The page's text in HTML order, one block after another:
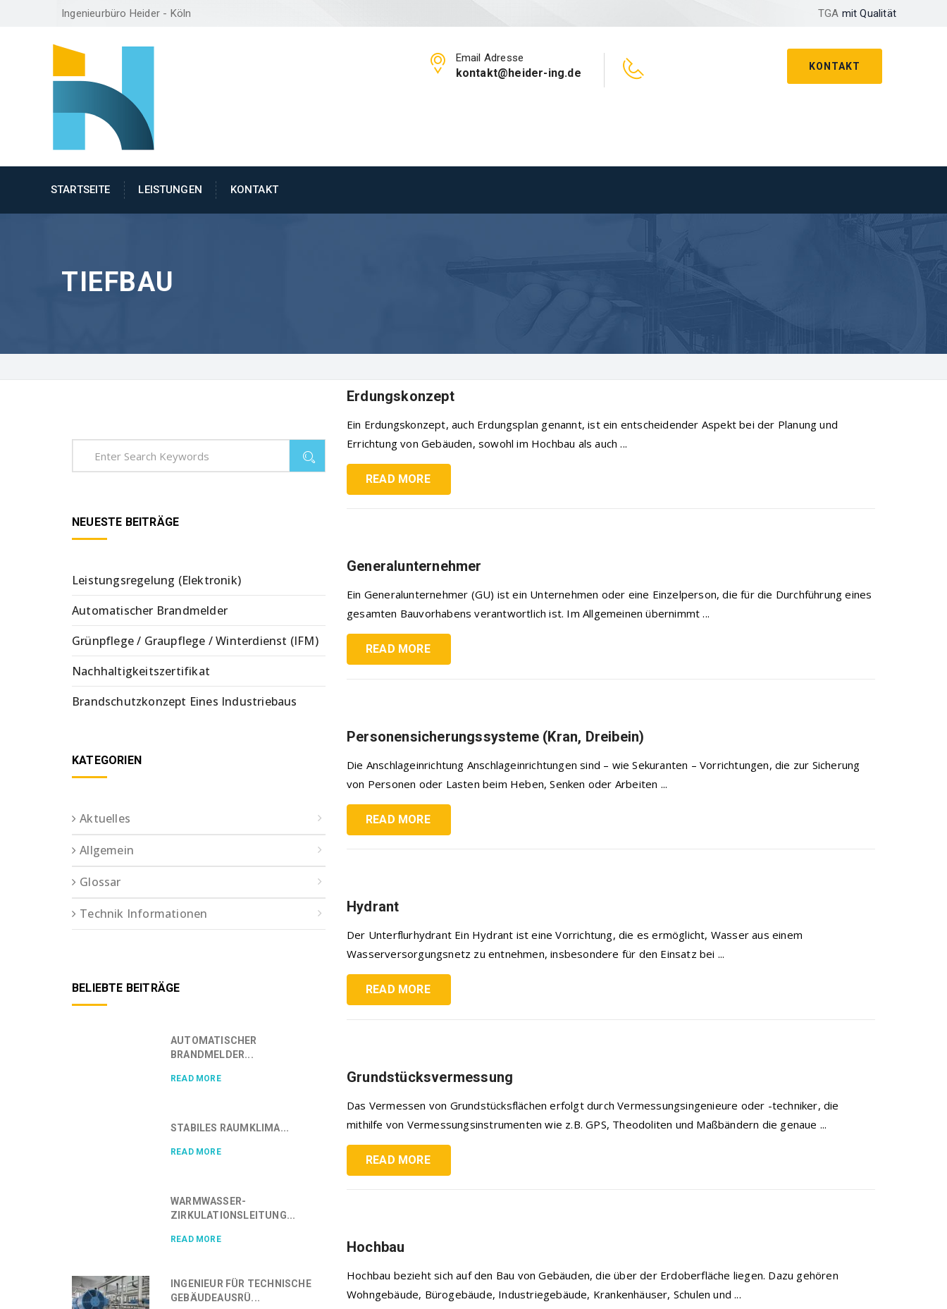
Ingenieurbüro Heider - Köln TGA mit Qualität
KONTAKT
Email Adresse
kontakt@heider-ing.de
STARTSEITE LEISTUNGEN KONTAKT
TIEFBAU
Erdungskonzept
Ein Erdungskonzept, auch Erdungsplan genannt, ist ein entscheidender Aspekt bei der Planung und
Errichtung von Gebäuden, sowohl im Hochbau als auch ...
READ MORE
Generalunternehmer
Ein Generalunternehmer (GU) ist ein Unternehmen oder eine Einzelperson, die für die Durchführung eines
gesamten Bauvorhabens verantwortlich ist. Im Allgemeinen übernimmt ...
READ MORE
Personensicherungssysteme (Kran, Dreibein)
Die Anschlageinrichtung Anschlageinrichtungen sind – wie Sekuranten – Vorrichtungen, die zur Sicherung
von Personen oder Lasten beim Heben, Senken oder Arbeiten ...
READ MORE
Hydrant
Der Unterflurhydrant Ein Hydrant ist eine Vorrichtung, die es ermöglicht, Wasser aus einem
Wasserversorgungsnetz zu entnehmen, insbesondere für den Einsatz bei ...
READ MORE
Grundstücksvermessung
Das Vermessen von Grundstücksflächen erfolgt durch Vermessungsingenieure oder -techniker, die
mithilfe von Vermessungsinstrumenten wie z.B. GPS, Theodoliten und Maßbändern die genaue ...
READ MORE
Hochbau
Hochbau bezieht sich auf den Bau von Gebäuden, die über der Erdoberfläche liegen. Dazu gehören
Wohngebäude, Bürogebäude, Industriegebäude, Krankenhäuser, Schulen und ...
NEUESTE BEITRÄGE
Leistungsregelung (Elektronik)
Automatischer Brandmelder
Grünpflege / Graupflege / Winterdienst (IFM)
Nachhaltigkeitszertifikat
Brandschutzkonzept Eines Industriebaus
KATEGORIEN
Aktuelles
Allgemein
Glossar
Technik Informationen
BELIEBTE BEITRÄGE
AUTOMATISCHER
BRANDMELDER...
READ MORE
STABILES RAUMKLIMA...
READ MORE
WARMWASSER-
ZIRKULATIONSLEITUNG...
READ MORE
INGENIEUR FÜR TECHNISCHE
GEBÄUDEAUSRÜ...